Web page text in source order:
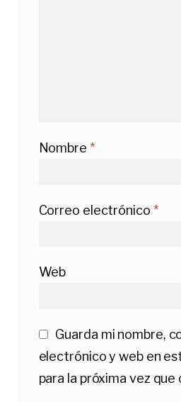
Nombre *
Correo electrónico *
Web
Guarda mi nombre,
electrónico y web en
para la próxima vez